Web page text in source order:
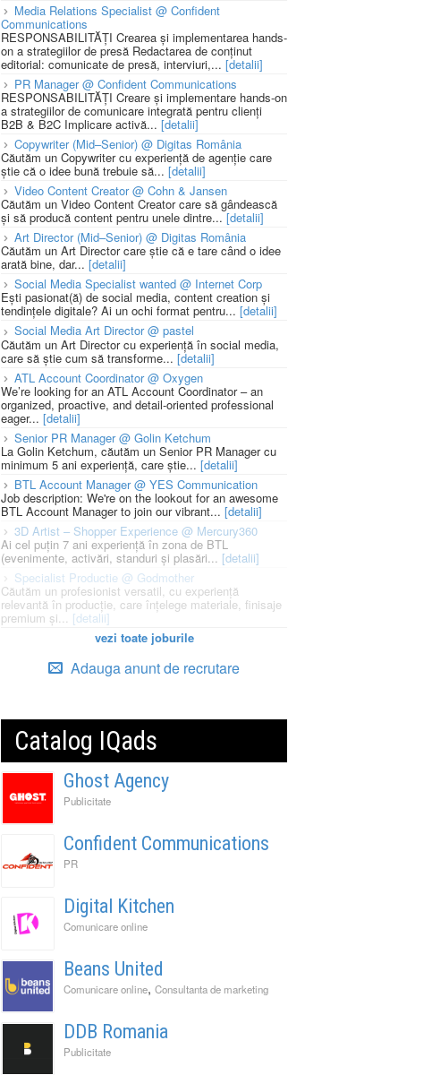
Media Relations Specialist @ Confident
Communications
RESPONSABILITĂȚI Crearea și implementarea hands-
on a strategiilor de presă Redactarea de conținut
editorial: comunicate de presă, interviuri,... [detalii]
PR Manager @ Confident Communications
RESPONSABILITĂȚI Creare și implementare hands-on
a strategiilor de comunicare integrată pentru clienți
B2B & B2C Implicare activă... [detalii]
Copywriter (Mid–Senior) @ Digitas România
Căutăm un Copywriter cu experiență de agenție care
știe că o idee bună trebuie să... [detalii]
Video Content Creator @ Cohn & Jansen
Căutăm un Video Content Creator care să gândească
și să producă content pentru unele dintre... [detalii]
Art Director (Mid–Senior) @ Digitas România
Căutăm un Art Director care știe că e tare când o idee
arată bine, dar... [detalii]
Social Media Specialist wanted @ Internet Corp
Ești pasionat(ă) de social media, content creation și
tendințele digitale? Ai un ochi format pentru... [detalii]
Social Media Art Director @ pastel
Căutăm un Art Director cu experiență în social media,
care să știe cum să transforme... [detalii]
ATL Account Coordinator @ Oxygen
We’re looking for an ATL Account Coordinator – an
organized, proactive, and detail-oriented professional
eager... [detalii]
Senior PR Manager @ Golin Ketchum
La Golin Ketchum, căutăm un Senior PR Manager cu
minimum 5 ani experiență, care știe... [detalii]
BTL Account Manager @ YES Communication
Job description: We're on the lookout for an awesome
BTL Account Manager to join our vibrant... [detalii]
3D Artist – Shopper Experience @ Mercury360
Ai cel puțin 7 ani experiență în zona de BTL
(evenimente, activări, standuri și plasări... [detalii]
Specialist Productie @ Godmother
Căutăm un profesionist versatil, cu experiență
relevantă în producție, care înțelege materiale, finisaje
premium și... [detalii]
vezi toate joburile
Adauga anunt de recrutare
Catalog IQads
Ghost Agency
Publicitate
Confident Communications
PR
Digital Kitchen
Comunicare online
Beans United
Comunicare online, Consultanta de marketing
DDB Romania
Publicitate